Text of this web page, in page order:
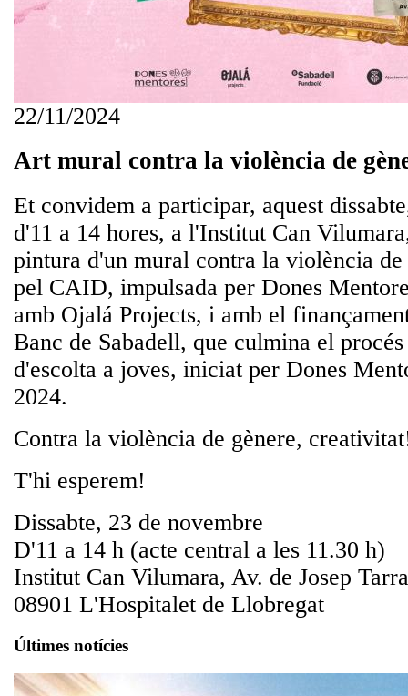
22/11/2024
Art mural contra la violència de
Et convidem a participar, aquest
d'11 a 14 hores, a l'Institut Can
pintura d'un mural contra la violència de
pel CAID, impulsada per Dones
amb Ojalá Projects, i amb el
Banc de Sabadell, que culmina el
d'escolta a joves, iniciat per Dones
2024.
Contra la violència de gènere,
T'hi esperem!
Dissabte, 23 de novembre
D'11 a 14 h (acte central a les 11.30 h)
Institut Can Vilumara, Av. de Josep
08901 L'Hospitalet de Llobregat
Últimes notícies